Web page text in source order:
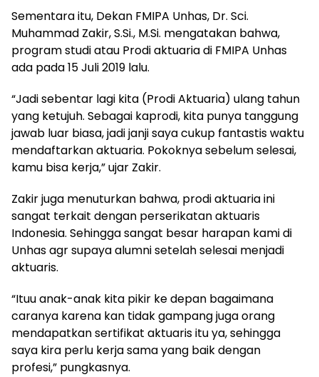
Sementara itu, Dekan FMIPA Unhas, Dr. Sci.
Muhammad Zakir, S.Si., M.Si. mengatakan bahwa,
program studi atau Prodi aktuaria di FMIPA Unhas
ada pada 15 Juli 2019 lalu.
“Jadi sebentar lagi kita (Prodi Aktuaria) ulang tahun
yang ketujuh. Sebagai kaprodi, kita punya tanggung
jawab luar biasa, jadi janji saya cukup fantastis waktu
mendaftarkan aktuaria. Pokoknya sebelum selesai,
kamu bisa kerja,” ujar Zakir.
Zakir juga menuturkan bahwa, prodi aktuaria ini
sangat terkait dengan perserikatan aktuaris
Indonesia. Sehingga sangat besar harapan kami di
Unhas agr supaya alumni setelah selesai menjadi
aktuaris.
“Ituu anak-anak kita pikir ke depan bagaimana
caranya karena kan tidak gampang juga orang
mendapatkan sertifikat aktuaris itu ya, sehingga
saya kira perlu kerja sama yang baik dengan
profesi,” pungkasnya.